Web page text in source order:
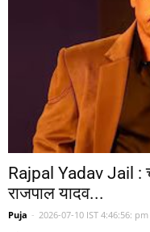
Rajpal Yadav Jail :
राजपाल यादव...
Puja - 2026-07-10 IST 4:46:56: pm